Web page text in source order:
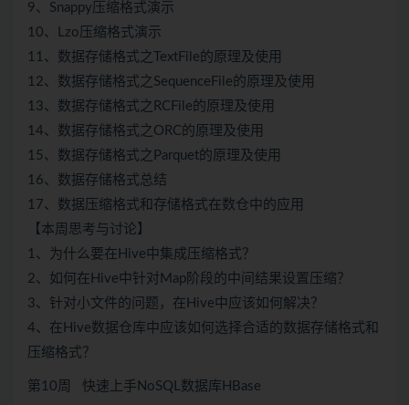
9、Snappy压缩格式演示
10、Lzo压缩格式演示
11、数据存储格式之TextFile的原理及使用
12、数据存储格式之SequenceFile的原理及使用
13、数据存储格式之RCFile的原理及使用
14、数据存储格式之ORC的原理及使用
15、数据存储格式之Parquet的原理及使用
16、数据存储格式总结
17、数据压缩格式和存储格式在数仓中的应用
【本周思考与讨论】
1、为什么要在Hive中集成压缩格式？
2、如何在Hive中针对Map阶段的中间结果设置压缩？
3、针对小文件的问题，在Hive中应该如何解决？
4、在Hive数据仓库中应该如何选择合适的数据存储格式和
压缩格式？
第10周 快速上手NoSQL数据库HBase